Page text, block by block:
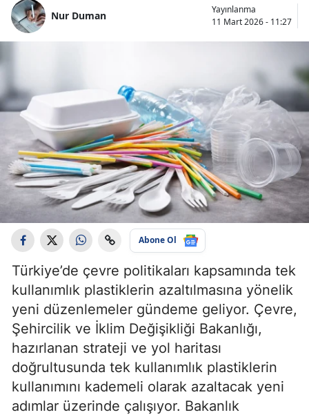
Nur Duman
Yayınlanma
11 Mart 2026 - 11:27
Abone Ol
Türkiye’de çevre politikaları kapsamında tek
kullanımlık plastiklerin azaltılmasına yönelik
yeni düzenlemeler gündeme geliyor. Çevre,
Şehircilik ve İklim Değişikliği Bakanlığı,
hazırlanan strateji ve yol haritası
doğrultusunda tek kullanımlık plastiklerin
kullanımını kademeli olarak azaltacak yeni
adımlar üzerinde çalışıyor. Bakanlık